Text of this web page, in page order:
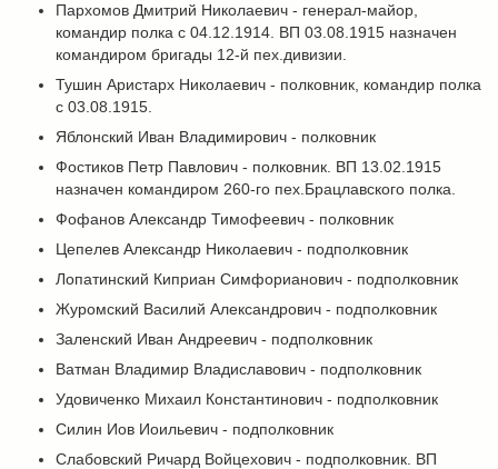
Пархомов Дмитрий Николаевич - генерал-майор,
командир полка с 04.12.1914. ВП 03.08.1915 назначен
командиром бригады 12-й пех.дивизии.
Тушин Аристарх Николаевич - полковник, командир полка
с 03.08.1915.
Яблонский Иван Владимирович - полковник
Фостиков Петр Павлович - полковник. ВП 13.02.1915
назначен командиром 260-го пех.Брацлавского полка.
Фофанов Александр Тимофеевич - полковник
Цепелев Александр Николаевич - подполковник
Лопатинский Киприан Симфорианович - подполковник
Журомский Василий Александрович - подполковник
Заленский Иван Андреевич - подполковник
Ватман Владимир Владиславович - подполковник
Удовиченко Михаил Константинович - подполковник
Силин Иов Иоильевич - подполковник
Слабовский Ричард Войцехович - подполковник. ВП